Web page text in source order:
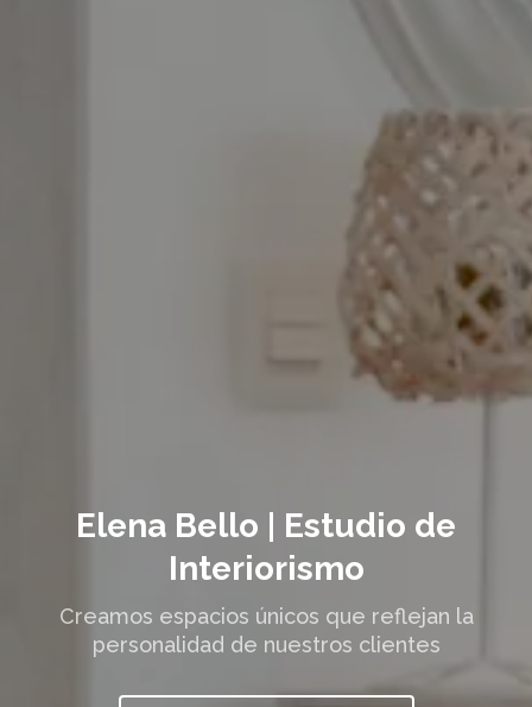
Elena Bello | Estudio de
Interiorismo
Creamos espacios únicos que reflejan la
personalidad de nuestros clientes